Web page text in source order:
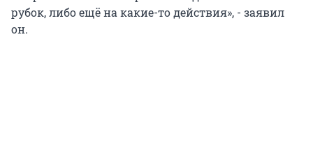
рубок, либо ещё на какие-то действия», - заявил
он.